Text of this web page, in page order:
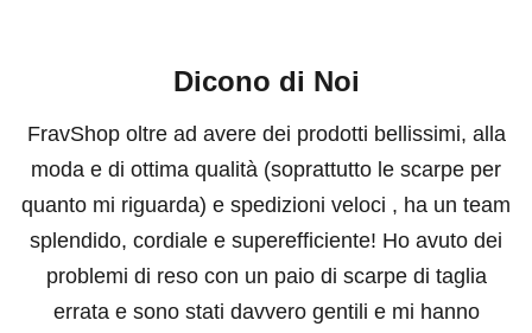
Dicono di Noi
FravShop oltre ad avere dei prodotti bellissimi, alla
moda e di ottima qualità (soprattutto le scarpe per
quanto mi riguarda) e spedizioni veloci , ha un team
splendido, cordiale e superefficiente! Ho avuto dei
problemi di reso con un paio di scarpe di taglia
errata e sono stati davvero gentili e mi hanno